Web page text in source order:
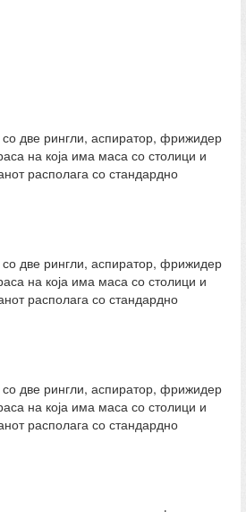
со две рингли, аспиратор, фрижидер
на која има маса со столици и
располага со стандардно
со две рингли, аспиратор, фрижидер
на која има маса со столици и
располага со стандардно
со две рингли, аспиратор, фрижидер
на која има маса со столици и
располага со стандардно